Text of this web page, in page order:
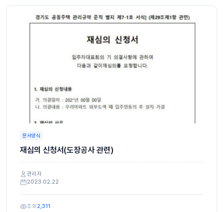
문서양식
재심의 신청서(도장공사 관련)
관리자
2023.02.22
조회 2,311